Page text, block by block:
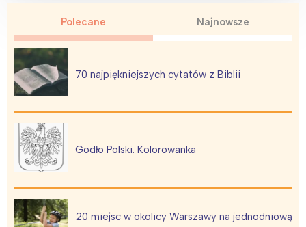
Polecane Najnowsze
70 najpiękniejszych cytatów z Biblii
Godło Polski. Kolorowanka
20 miejsc w okolicy Warszawy na jednodniową